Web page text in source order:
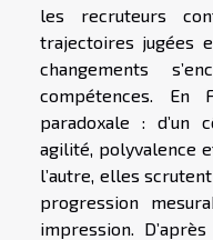
les recruteurs
trajectoires jugées
changements
compétences. En
paradoxale : d’un
agilité, polyvalence
l’autre, elles
progression
impression.